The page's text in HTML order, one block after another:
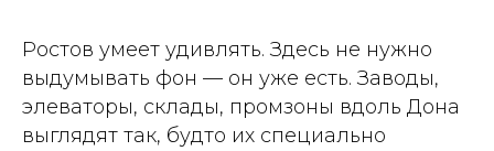
Ростов умеет удивлять. Здесь не нужно
выдумывать фон — он уже есть. Заводы,
элеваторы, склады, промзоны вдоль Дона
выглядят так, будто их специально